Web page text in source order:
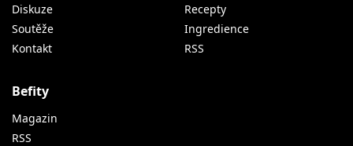
Diskuze
Soutěže
Kontakt
Recepty
Ingredience
RSS
Befity
Magazin
RSS